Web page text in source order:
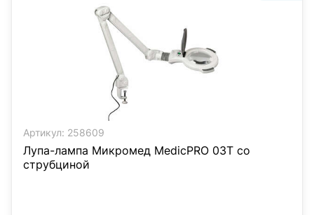
Артикул: 258609
Лупа-лампа Микромед MedicPRO 03T со
струбциной